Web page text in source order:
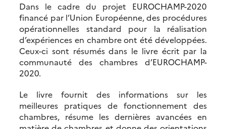
Dans le cadre du projet EUROCHAMP-2020
financé par l’Union Européenne, des procédures
opérationnelles standard pour la réalisation
d’expériences en chambre ont été développées.
Ceux-ci sont résumés dans le livre écrit par la
communauté des chambres d’EUROCHAMP-
2020.
Le livre fournit des informations sur les
meilleures pratiques de fonctionnement des
chambres, résume les dernières avancées en